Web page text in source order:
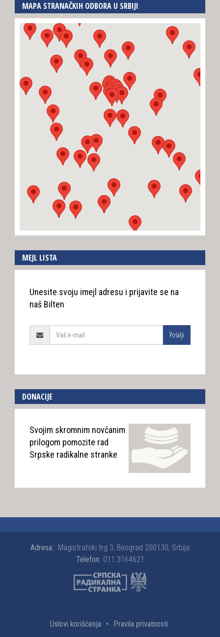
MAPA STRANAČKIH ODBORA U SRBIJI
MEJL LISTA
Unesite svoju imejl adresu i prijavite se na
naš Bilten
Pošalji
DONACIJE
Svojim skromnim novčanim
prilogom pomozite rad
Srpske radikalne stranke
Adresa: Magistratski trg 3, Beograd 200130, Srbija
Telefon: 011 3164621
Uslovi korišćenja • Pravila privatnosti